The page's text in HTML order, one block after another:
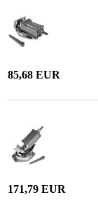
85,68 EUR
171,79 EUR